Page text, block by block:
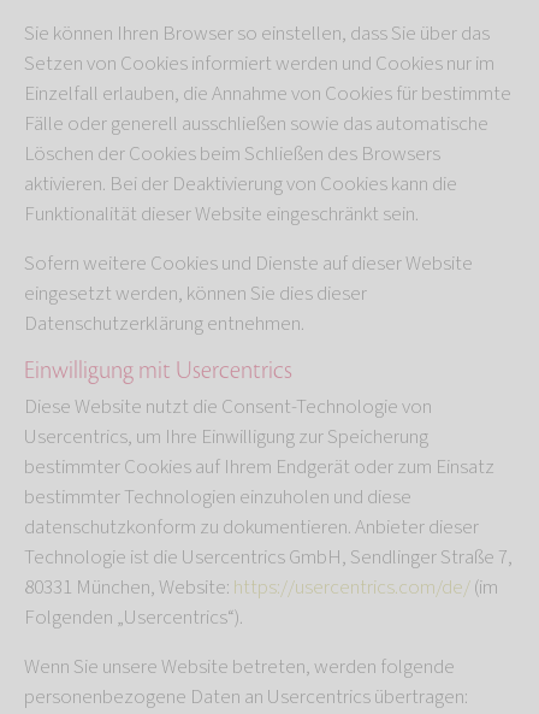
Sie können Ihren Browser so einstellen, dass Sie über das
Setzen von Cookies informiert werden und Cookies nur im
Einzelfall erlauben, die Annahme von Cookies für bestimmte
Fälle oder generell ausschließen sowie das automatische
Löschen der Cookies beim Schließen des Browsers
aktivieren. Bei der Deaktivierung von Cookies kann die
Funktionalität dieser Website eingeschränkt sein.
Sofern weitere Cookies und Dienste auf dieser Website
eingesetzt werden, können Sie dies dieser
Datenschutzerklärung entnehmen.
Einwilligung mit Usercentrics
Diese Website nutzt die Consent-Technologie von
Usercentrics, um Ihre Einwilligung zur Speicherung
bestimmter Cookies auf Ihrem Endgerät oder zum Einsatz
bestimmter Technologien einzuholen und diese
datenschutzkonform zu dokumentieren. Anbieter dieser
Technologie ist die Usercentrics GmbH, Sendlinger Straße 7,
80331 München, Website: https://usercentrics.com/de/(im
Folgenden „Usercentrics“).
Wenn Sie unsere Website betreten, werden folgende
personenbezogene Daten an Usercentrics übertragen: